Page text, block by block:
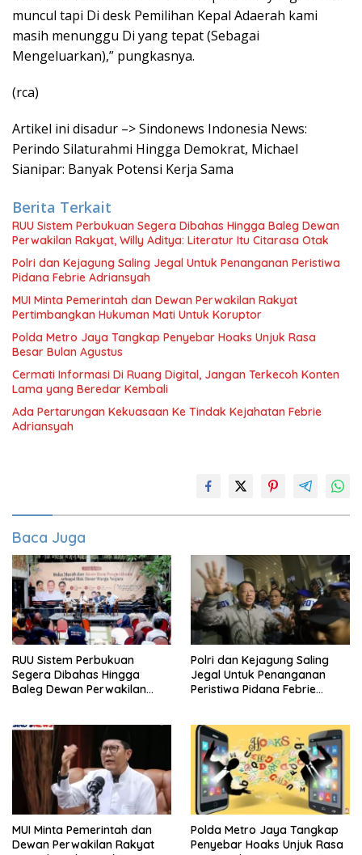
muncul tapi Di desk Pemilihan Kepal Adaerah kami
masih menunggu Di yang tepat (Sebagai
Mengeluarkan),” pungkasnya.
(rca)
Artikel ini disadur –> Sindonews Indonesia News:
Perindo Silaturahmi Hingga Demokrat, Michael
Sianipar: Banyak Potensi Kerja Sama
Berita Terkait
RUU Sistem Perbukuan Segera Dibahas Hingga Baleg Dewan
Perwakilan Rakyat, Willy Aditya: Literatur Itu Citarasa Otak
Polri dan Kejagung Saling Jegal Untuk Penanganan Peristiwa
Pidana Febrie Adriansyah
MUI Minta Pemerintah dan Dewan Perwakilan Rakyat
Pertimbangkan Hukuman Mati Untuk Koruptor
Polda Metro Jaya Tangkap Penyebar Hoaks Unjuk Rasa
Besar Bulan Agustus
Cermati Informasi Di Ruang Digital, Jangan Terkecoh Konten
Lama yang Beredar Kembali
Ada Pertarungan Kekuasaan Ke Tindak Kejahatan Febrie
Adriansyah
Baca Juga
RUU Sistem Perbukuan
Segera Dibahas Hingga
Baleg Dewan Perwakilan
Polri dan Kejagung Saling
Jegal Untuk Penanganan
Peristiwa Pidana Febrie
MUI Minta Pemerintah dan
Dewan Perwakilan Rakyat
Polda Metro Jaya Tangkap
Penyebar Hoaks Unjuk Rasa